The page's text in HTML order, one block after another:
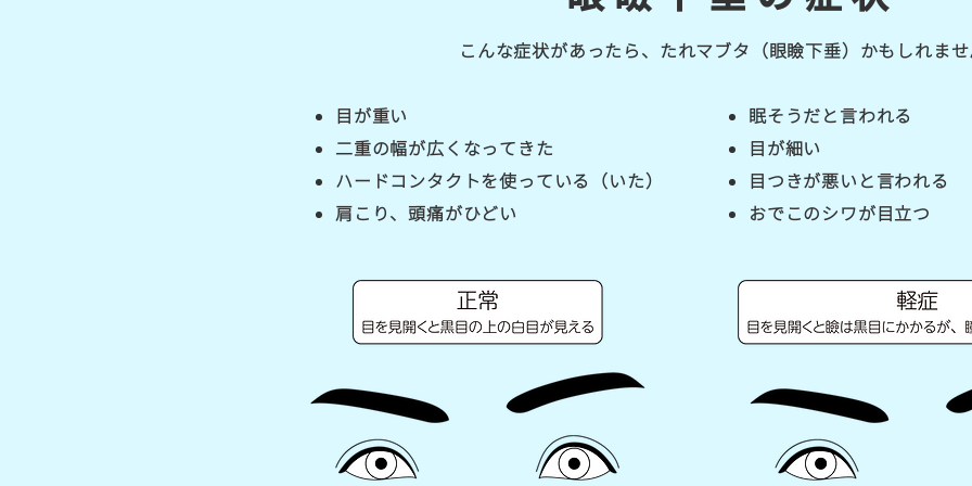
こんな症状があったら、たれマブタ（眼瞼下垂）かもしれま
目が重い
二重の幅が広くなってきた
ハードコンタクトを使っている（いた）
肩こり、頭痛がひどい
眠そうだと言われる
目が細い
目つきが悪いと言われる
おでこのシワが目立つ